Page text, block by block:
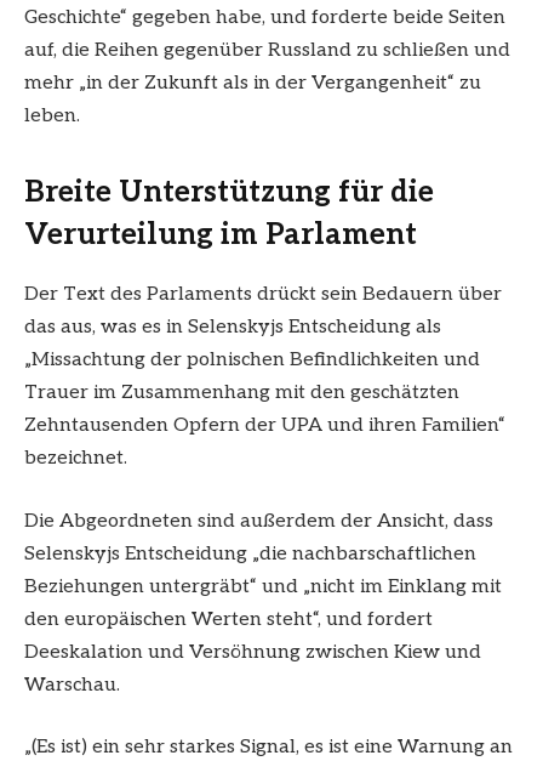
Geschichte“ gegeben habe, und forderte beide Seiten
auf, die Reihen gegenüber Russland zu schließen und
mehr „in der Zukunft als in der Vergangenheit“ zu
leben.
Breite Unterstützung für die
Verurteilung im Parlament
Der Text des Parlaments drückt sein Bedauern über
das aus, was es in Selenskyjs Entscheidung als
„Missachtung der polnischen Befindlichkeiten und
Trauer im Zusammenhang mit den geschätzten
Zehntausenden Opfern der UPA und ihren Familien“
bezeichnet.
Die Abgeordneten sind außerdem der Ansicht, dass
Selenskyjs Entscheidung „die nachbarschaftlichen
Beziehungen untergräbt“ und „nicht im Einklang mit
den europäischen Werten steht“, und fordert
Deeskalation und Versöhnung zwischen Kiew und
Warschau.
„(Es ist) ein sehr starkes Signal, es ist eine Warnung an